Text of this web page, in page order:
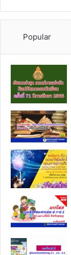
Popular